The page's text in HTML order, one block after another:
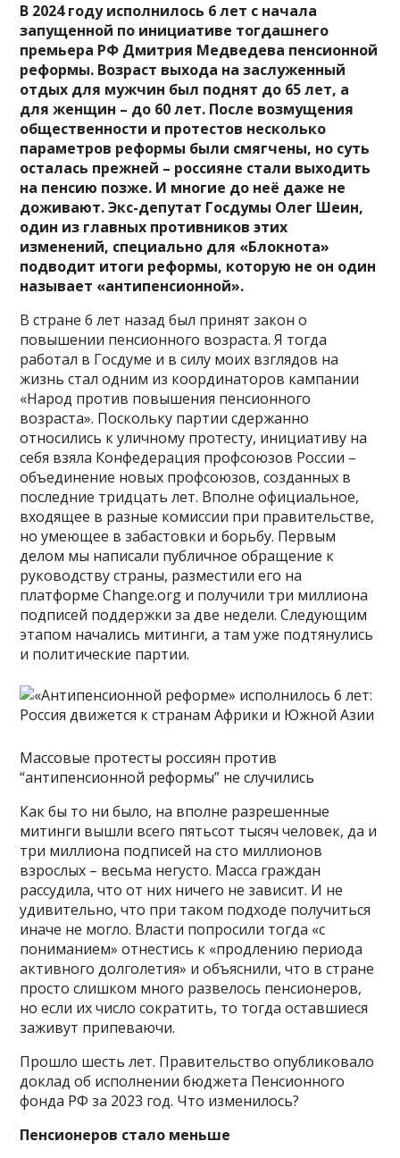
В 2024 году исполнилось 6 лет с начала
запущенной по инициативе тогдашнего
премьера РФ Дмитрия Медведева пенсионной
реформы. Возраст выхода на заслуженный
отдых для мужчин был поднят до 65 лет, а
для женщин – до 60 лет. После возмущения
общественности и протестов несколько
параметров реформы были смягчены, но суть
осталась прежней – россияне стали выходить
на пенсию позже. И многие до неё даже не
доживают. Экс-депутат Госдумы Олег Шеин,
один из главных противников этих
изменений, специально для «Блокнота»
подводит итоги реформы, которую не он один
называет «антипенсионной».
В стране 6 лет назад был принят закон о
повышении пенсионного возраста. Я тогда
работал в Госдуме и в силу моих взглядов на
жизнь стал одним из координаторов кампании
«Народ против повышения пенсионного
возраста». Поскольку партии сдержанно
относились к уличному протесту, инициативу на
себя взяла Конфедерация профсоюзов России –
объединение новых профсоюзов, созданных в
последние тридцать лет. Вполне официальное,
входящее в разные комиссии при правительстве,
но умеющее в забастовки и борьбу. Первым
делом мы написали публичное обращение к
руководству страны, разместили его на
платформе Change.org и получили три миллиона
подписей поддержки за две недели. Следующим
этапом начались митинги, а там уже подтянулись
и политические партии.
Массовые протесты россиян против
“антипенсионной реформы” не случились
Как бы то ни было, на вполне разрешенные
митинги вышли всего пятьсот тысяч человек, да и
три миллиона подписей на сто миллионов
взрослых – весьма негусто. Масса граждан
рассудила, что от них ничего не зависит. И не
удивительно, что при таком подходе получиться
иначе не могло. Власти попросили тогда «с
пониманием» отнестись к «продлению периода
активного долголетия» и объяснили, что в стране
просто слишком много развелось пенсионеров,
но если их число сократить, то тогда оставшиеся
заживут припеваючи.
Прошло шесть лет. Правительство опубликовало
доклад об исполнении бюджета Пенсионного
фонда РФ за 2023 год. Что изменилось?
Пенсионеров стало меньше